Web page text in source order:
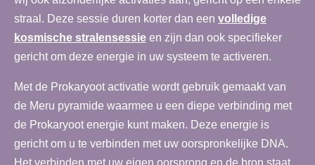
straal. Deze sessie duren korter dan een volledige
kosmische stralensessie en zijn dan ook specifieker
gericht om deze energie in uw systeem te activeren.
Met de Prokaryoot activatie wordt gebruik gemaakt van
de Meru pyramide waarmee u een diepe verbinding met
de Prokaryoot energie kunt maken. Deze energie is
gericht om u te verbinden met uw oorspronkelijke DNA.
Het verbinden met uw eigen oorsprong en de bron staat